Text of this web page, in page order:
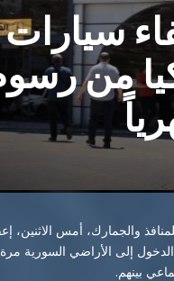
من
والجمارك، أمس الاثنين،
إلى الأراضي السورية
بينهم.